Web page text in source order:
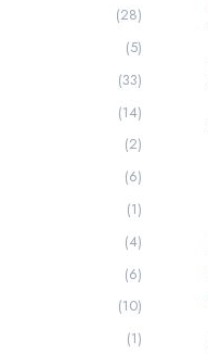
(28)
(5)
(33)
(14)
(2)
(6)
(1)
(4)
(6)
(10)
(1)